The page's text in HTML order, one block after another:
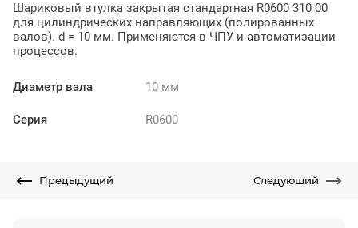
Шариковый втулка закрытая стандартная R0600 310 00
для цилиндрических направляющих (полированных
валов). d = 10 мм. Применяются в ЧПУ и автоматизации
процессов.
Диаметр вала 10 мм
Серия R0600
Предыдущий Следующий